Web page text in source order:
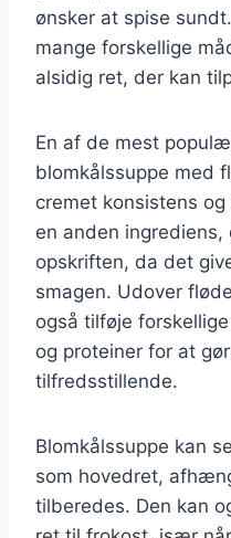
ønsker at spise
mange forskellige
alsidig ret, der kan
En af de mest
blomkålssuppe med
cremet konsistens
en anden
opskriften, da det
smagen. Udover
også tilføje
og proteiner for at
tilfredsstillende.
Blomkålssuppe kan
som hovedret,
tilberedes. Den kan